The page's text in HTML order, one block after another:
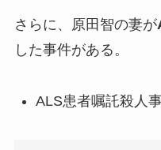
さらに、原田智の妻が
した事件がある。
ALS患者嘱託殺人